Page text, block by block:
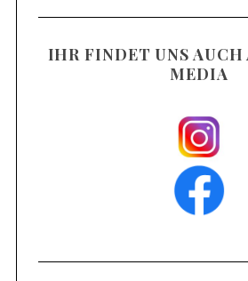
IHR FINDET UNS AUCH
MEDIA